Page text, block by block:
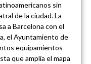
sin
de la ciudad. La
a Barcelona con el
el Ayuntamiento de
equipamientos
que amplía el mapa